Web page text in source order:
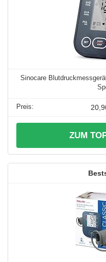
Sinocare
ZUM